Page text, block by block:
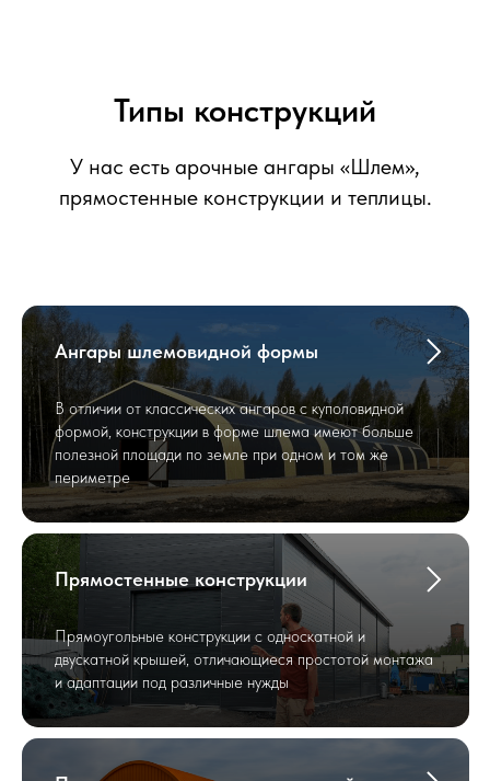
Типы конструкций
У нас есть арочные ангары «Шлем»,
прямостенные конструкции и теплицы.
Ангары шлемовидной формы
В отличии от классических ангаров с куполовидной
формой, конструкции в форме шлема имеют больше
полезной площади по земле при одном и том же
периметре
Прямостенные конструкции
Прямоугольные конструкции с односкатной и
двускатной крышей, отличающиеся простотой монтажа
и адаптации под различные нужды